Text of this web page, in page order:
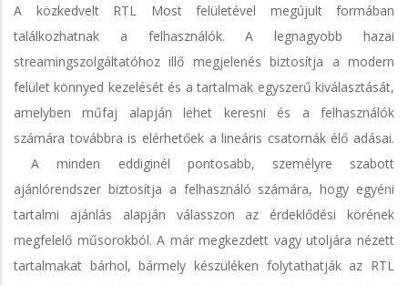
A közkedvelt RTL Most felületével megújult formában
találkozhatnak a felhasználók. A legnagyobb hazai
streamingszolgáltatóhoz illő megjelenés biztosítja a modern
felület könnyed kezelését és a tartalmak egyszerű kiválasztását,
amelyben műfaj alapján lehet keresni és a felhasználók
számára továbbra is elérhetőek a lineáris csatornák élő adásai.
A minden eddiginél pontosabb, személyre szabott
ajánlórendszer biztosítja a felhasználó számára, hogy egyéni
tartalmi ajánlás alapján válasszon az érdeklődési körének
megfelelő műsorokból. A már megkezdett vagy utoljára nézett
tartalmakat bárhol, bármely készüléken folytathatják az RTL